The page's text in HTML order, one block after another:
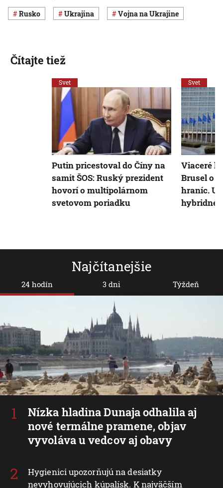
Rusko Ukrajina vojna na Ukrajine
Najčítanejšie
24 hodín
Nízka hladina Dunaja odhalila aj
nové termálne pramene, objav
vyvoláva u vedcov aj obavy
Hygienici upozorňujú na desiatky
nevyhovujúcich kúpalísk. K najväčším
3 dni Týždeň
Čítajte tiež
Svet
Putin pricestoval do Číny na
samit ŠOS: Ruský prezident
hovorí o multipolárnom
svetovom poriadku
Svet
Viaceré
Brusel o
hraníc.
hybridné